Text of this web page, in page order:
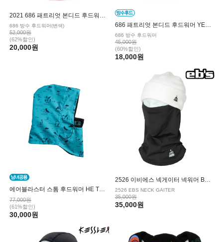
2021 686 패트리엇 본디드 후드워머 HYPERCHROMIC
686 방수 후드워머(변색)
52,000원
(62%할인)
20,000원
686 패트리엇 본디드 후드워머 YELLOW WOODSTOCK
686 방수 후드워머
45,000원
(60%할인)
18,000원
에어블라스터 스톰 후드워머 HE TEAL
77,000원
(61%할인)
30,000원
2526 이비에스 넥게이터 넥워머 BLACK
2526 EBS NECK GAITER
35,000원
35,000원